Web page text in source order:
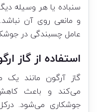
سنباده یا هر وسیله
و مانعی روی آن
عامل چسبندگی در
استفاده از گاز
گازآرگون مانند یک
می‌کند و باعث
جوشکاری می‌شود.